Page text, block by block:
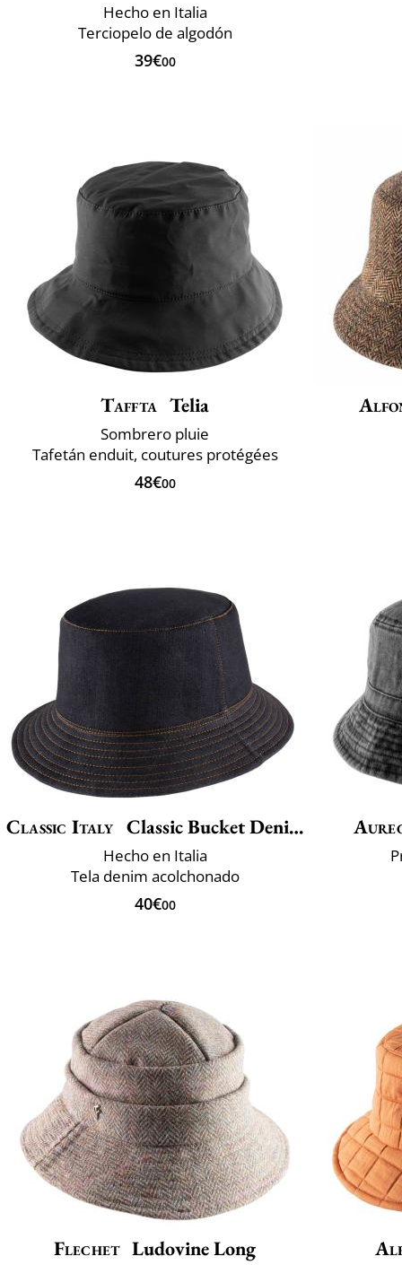
Hecho en Italia
Terciopelo de algodón
39€00
Taffta Telia
Sombrero pluie
Tafetán enduit, coutures protégées
48€00
Classic Italy Classic Bucket Denim Winter
Hecho en Italia
Tela denim acolchonado
40€00
Flechet Ludovine Long